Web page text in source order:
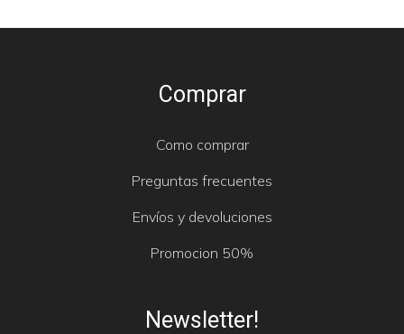
Comprar
Como comprar
Preguntas frecuentes
Envíos y devoluciones
Promocion 50%
Newsletter!